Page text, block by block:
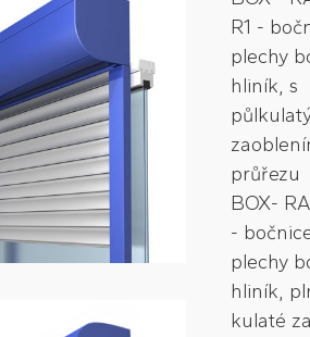
R1 -
plechy
hliník, s
průřezu
BOX-
-
plechy
hliník,
kulaté